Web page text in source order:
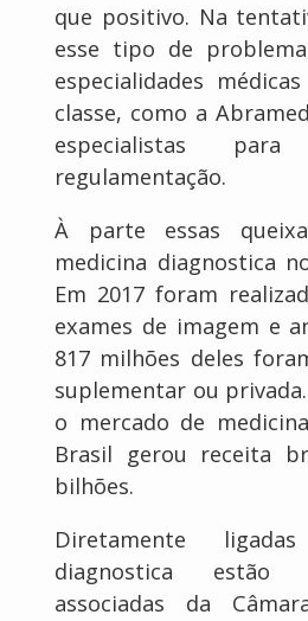
que positivo. Na
esse tipo de
especialidades
classe, como a
especialistas
regulamentação.
À parte essas
medicina diagnostica
Em 2017 foram
exames de imagem e
817 milhões deles
suplementar ou
o mercado de
Brasil gerou receita
bilhões.
Diretamente
diagnostica estão
associadas da